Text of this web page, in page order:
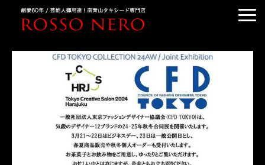
TUXEDO RENTAL
TUXEDO RANKING
KIMONO DRESS
CUSTOMER'S VOICE
COLUMN &BLOG